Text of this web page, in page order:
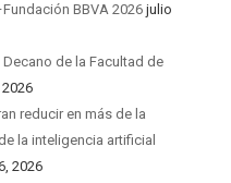
BBVA 2026 julio
Decano de la Facultad de
reducir en más de la
la inteligencia artificial
2026